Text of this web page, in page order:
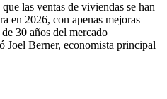
las ventas de viviendas se han
en 2026, con apenas mejoras
30 años del mercado
Joel Berner, economista principal